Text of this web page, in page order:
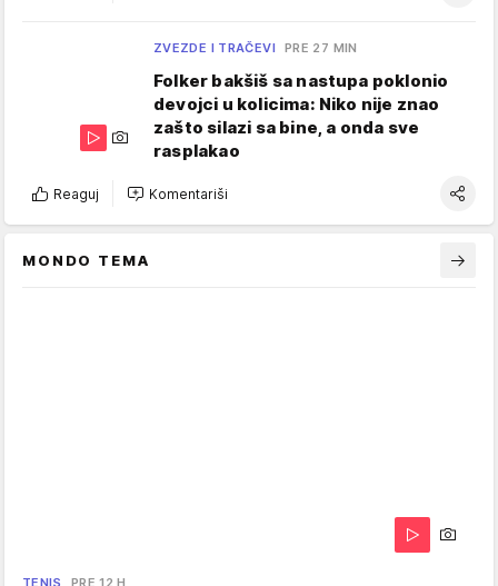
ZVEZDE I TRAČEVI PRE 27 MIN
Folker bakšiš sa nastupa poklonio
devojci u kolicima: Niko nije znao
zašto silazi sa bine, a onda sve
rasplakao
Reaguj Komentariši
MONDO TEMA
TENIS PRE 12 H